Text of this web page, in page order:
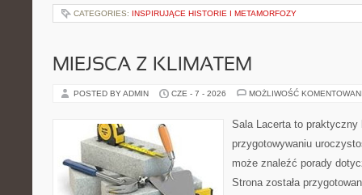
CATEGORIES: INSPIRUJĄCE HISTORIE I METAMORFOZY
MIEJSCA Z KLIMATEM
POSTED BY ADMIN CZE - 7 - 2026 MOŻLIWOŚĆ
Sala Lacerta to praktyczny
przygotowywaniu
może znaleźć porady
Strona została